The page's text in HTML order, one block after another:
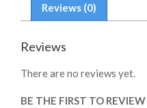
Reviews (0)
Reviews
There are no reviews yet.
BE THE FIRST TO REVIEW